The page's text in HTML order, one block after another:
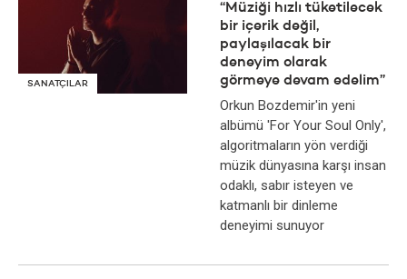
SANATÇILAR
“Müziği hızlı tüketilecek
bir içerik değil,
paylaşılacak bir
deneyim olarak
görmeye devam edelim”
Orkun Bozdemir'in yeni
albümü 'For Your Soul Only',
algoritmaların yön verdiği
müzik dünyasına karşı insan
odaklı, sabır isteyen ve
katmanlı bir dinleme
deneyimi sunuyor